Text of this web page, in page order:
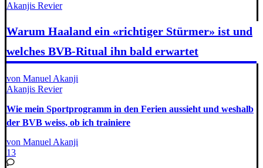
Akanjis Revier
Warum Haaland ein «richtiger Stürmer» ist und
welches BVB-Ritual ihn bald erwartet
von Manuel Akanji
Akanjis Revier
Wie mein Sportprogramm in den Ferien aussieht und weshalb
der BVB weiss, ob ich trainiere
von Manuel Akanji
13